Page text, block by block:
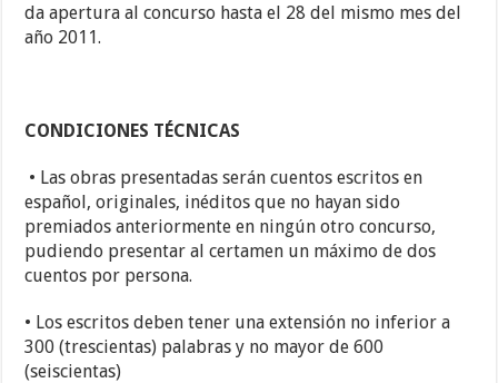
da apertura al concurso hasta el 28 del mismo mes del
año 2011.
CONDICIONES TÉCNICAS
• Las obras presentadas serán cuentos escritos en
español, originales, inéditos que no hayan sido
premiados anteriormente en ningún otro concurso,
pudiendo presentar al certamen un máximo de dos
cuentos por persona.
• Los escritos deben tener una extensión no inferior a
300 (trescientas) palabras y no mayor de 600
(seiscientas)